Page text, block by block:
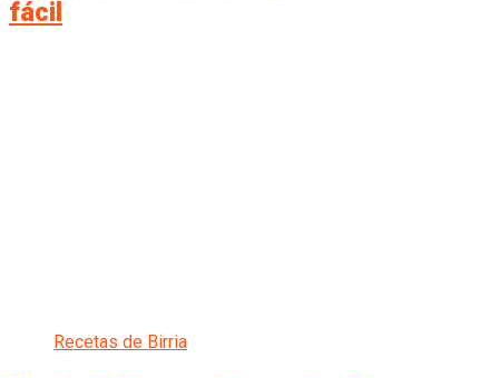
fácil
Recetas de Birria